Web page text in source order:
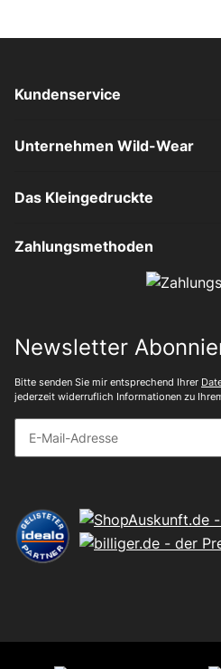
Kundenservice
Unternehmen Wild-Wear
Das Kleingedruckte
Zahlungsmethoden
Newsletter
Bitte senden Sie mir entsprechend Ihrer
jederzeit widerruflich Informationen zu